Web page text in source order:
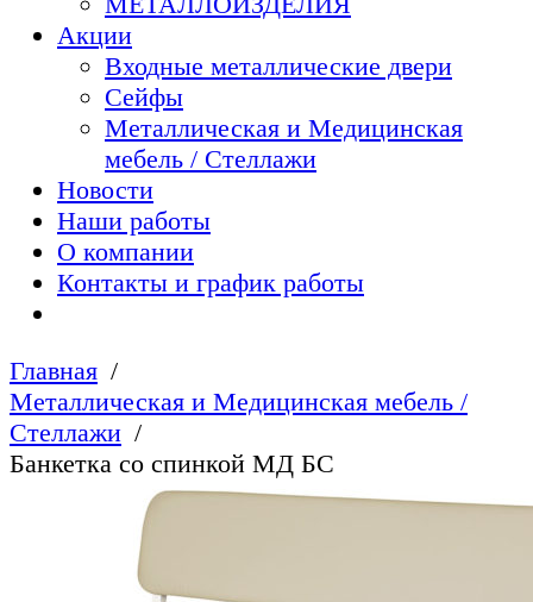
Акции
Входные металлические двери
Сейфы
Металлическая и Медицинская
мебель / Стеллажи
Новости
Наши работы
О компании
Контакты и график работы
Главная
Металлическая и Медицинская мебель /
Стеллажи
Банкетка со спинкой МД БС